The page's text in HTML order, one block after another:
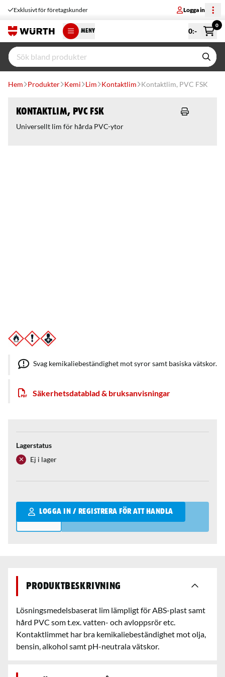
Exklusivt för företagskunder Logga in
MENY 0:-
0
Hem Produkter Kemi Lim Kontaktlim Kontaktlim, PVC FSK
Kontaktlim, PVC FSK
Svag kemikaliebeständighet mot syror samt basiska vätskor.
Säkerhetsdatablad & bruksanvisningar
Lagerstatus
Ej i lager
LOGGA IN / REGISTRERA FÖR ATT HANDLA
Qantity
Produktbeskrivning
Lösningsmedelsbaserat lim lämpligt för ABS-plast samt
hård PVC som t.ex. vatten- och avloppsrör etc.
Kontaktlimmet har bra kemikaliebeständighet mot olja,
bensin, alkohol samt pH-neutrala vätskor.